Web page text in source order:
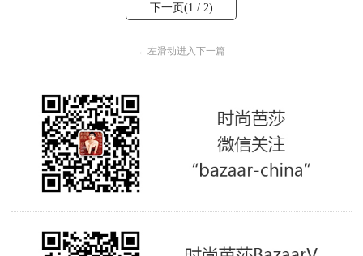
下一页(1 / 2)
← 左滑动进入下一篇